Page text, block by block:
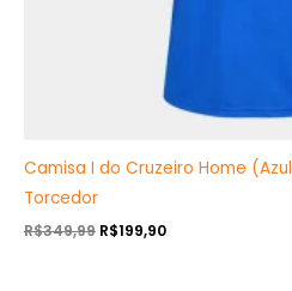
Camisa I do Cruzeiro Home
Torcedor
R$349,99 R$199,90